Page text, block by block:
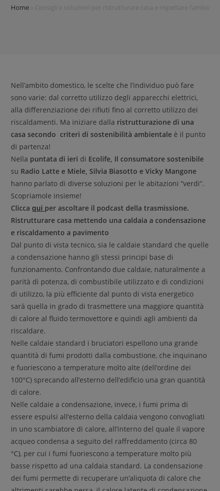
Home Consigli e soluzioni per ristrutturare casa e rispettare
Nell’ambito domestico, le scelte che l’individuo può fare
sono varie: dal corretto utilizzo degli apparecchi elettrici,
alla differenziazione dei rifiuti fino al corretto utilizzo dei
riscaldamenti. Ma iniziare dalla ristrutturazione di una
casa secondo criteri di sostenibilità ambientale è il punto
di partenza!
Nella puntata di ieri di Ecolife, Il consumatore sostenibile
su Radio Latte e Miele, Silvia Biasotto e Vicky Mangone
hanno parlato di diverse soluzioni per le abitazioni “verdi”.
Scopriamole insieme!
Cliccaqui per ascoltare il podcast della trasmissione.
Ristrutturare casa mettendo una caldaia a condensazione
e riscaldamento a pavimento
Dal punto di vista tecnico, sia le caldaie standard che quelle
a condensazione hanno gli stessi principi base di
funzionamento. Confrontando due caldaie, naturalmente a
parità di potenza, di combustibile utilizzato e di condizioni
di utilizzo, la più efficiente dal punto di vista energetico
sarà quella in grado di trasmettere una maggiore quantità
di calore al fluido termovettore e quindi agli ambienti da
riscaldare.
Nelle caldaie standard i bruciatori espellono una grande
quantità di fumi prodotti dalla combustione, che inquinano
e fuoriescono a temperature molto alte (dell’ordine dei
100°C) sprecando all’esterno dell’edificio una gran quantità
di calore.
Nelle caldaie a condensazione, invece, i fumi prima di
essere espulsi all’esterno della caldaia vengono convogliati
in uno scambiatore di calore, all’interno del quale il vapore
acqueo condensa a seguito del raffreddamento (circa 80
°C), per cui i fumi fuoriescono a temperature molto più
basse rispetto ad una caldaia standard. La condensazione
dei fumi permette di recuperare un’aliquota di calore che